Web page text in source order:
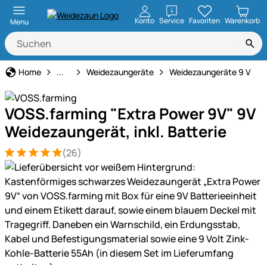
Menu Konto ServiceöffnenFavoriten Warenkorb
Home Weidezaun
... Weidezaungeräte Weidezaungeräte 9 V
VOSS.farming "Extra Power 9V" 9V
Weidezaungerät, inkl. Batterie
Bewertung: 5 von 5 (26 Bewertungen)
26 Bewertungen
(26)
Produktgalerie